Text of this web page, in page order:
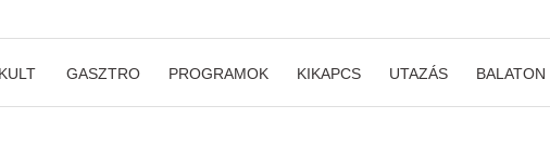
KULT GASZTRO PROGRAMOK KIKAPCS UTAZÁS BALATON